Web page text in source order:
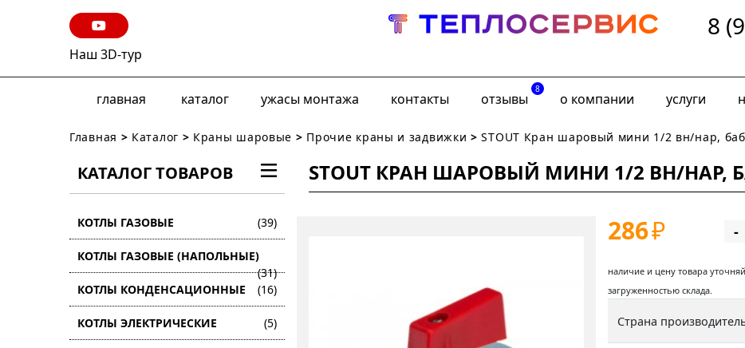
Наш 3D-тур
8
главная каталог ужасы монтажа контакты отзывы
8
о компании услуги
Главная > Каталог > Краны шаровые > Прочие краны и задвижки >STOUT Кран шаровый мини 1/2 вн/нар,
КАТАЛОГ ТОВАРОВ
КОТЛЫ ГАЗОВЫЕ (39)
КОТЛЫ ГАЗОВЫЕ (НАПОЛЬНЫЕ)
(31)
КОТЛЫ КОНДЕНСАЦИОННЫЕ
(16)
КОТЛЫ ЭЛЕКТРИЧЕСКИЕ (5)
STOUT КРАН ШАРОВЫЙ МИНИ 1/2 ВН/НАР,
286₽ -
наличие и цену товара
загруженностью склада.
Страна